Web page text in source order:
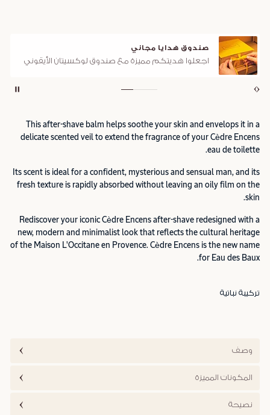
صندوق هدايا مجاني
اجعلوا هديتكم مميزة مع صندوق لوكسيتان الأيقوني
This after-shave balm helps soothe your skin and envelops it in a
delicate scented veil to extend the fragrance of your Cèdre Encens
eau de toilette.
Its scent is ideal for a confident, mysterious and sensual man, and its
fresh texture is rapidly absorbed without leaving an oily film on the
skin.
Rediscover your iconic Cèdre Encens after-shave redesigned with a
new, modern and minimalist look that reflects the cultural heritage
of the Maison L'Occitane en Provence. Cèdre Encens is the new name
for Eau des Baux.
تركيبة نباتية
وصف
المكونات المميزة
نصيحة